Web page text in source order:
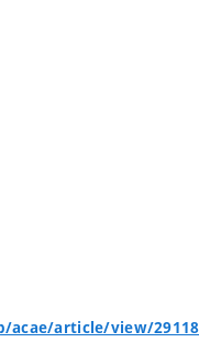
acae/article/view/29118